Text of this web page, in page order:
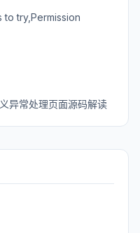
try,Permission
异常处理页面源码解读